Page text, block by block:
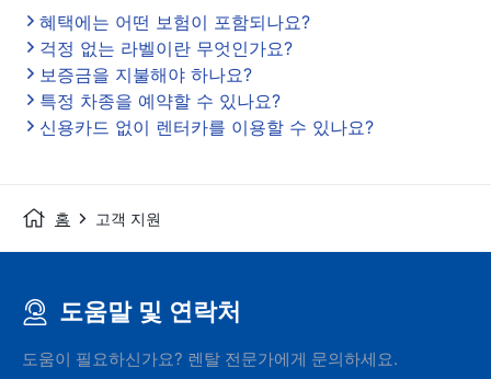
혜택에는 어떤 보험이 포함되나요?
걱정 없는 라벨이란 무엇인가요?
보증금을 지불해야 하나요?
특정 차종을 예약할 수 있나요?
신용카드 없이 렌터카를 이용할 수 있나요?
홈 고객 지원
도움말 및 연락처
도움이 필요하신가요? 렌탈 전문가에게 문의하세요.